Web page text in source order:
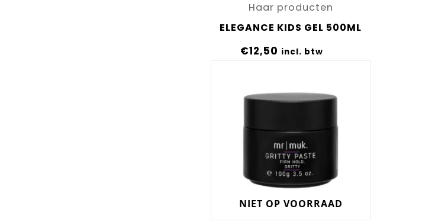
Haar producten
ELEGANCE KIDS GEL 500ML
€12,50 incl. btw
NIET OP VOORRAAD